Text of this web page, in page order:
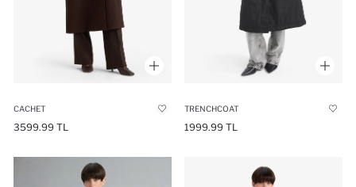
CACHET
3599.99 TL
TRENCHCOAT
1999.99 TL